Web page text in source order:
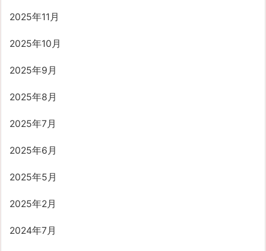
2025年11月
2025年10月
2025年9月
2025年8月
2025年7月
2025年6月
2025年5月
2025年2月
2024年7月